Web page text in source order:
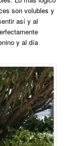
son volubles y
así y al
y al día